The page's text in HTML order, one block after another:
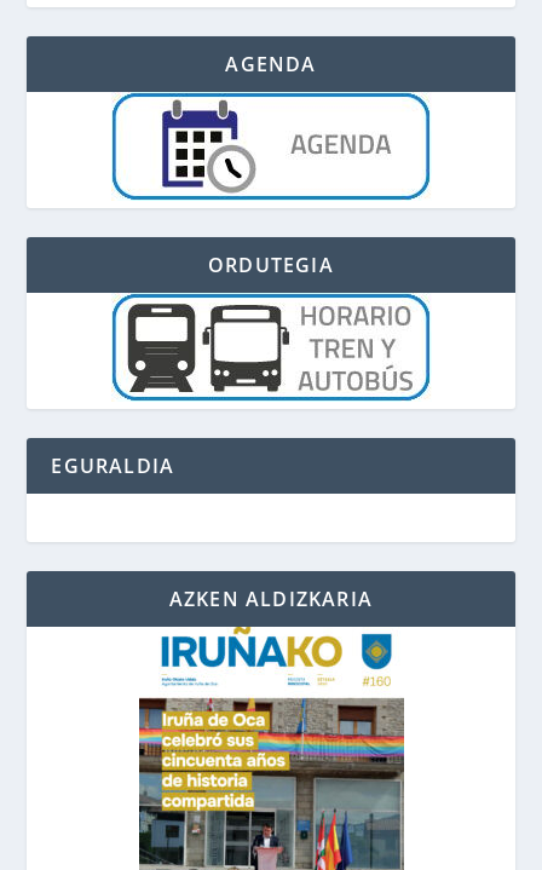
AGENDA
ORDUTEGIA
EGURALDIA
AZKEN ALDIZKARIA